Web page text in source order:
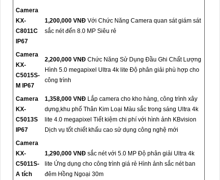
Camera
KX-
C8011C
IP67
1,200,000 VNĐ Với Chức Năng Camera quan sát giám sát
sắc nét đến 8.0 MP Siêu rẻ
Camera
KX-
C5015S-
M IP67
2,200,000 VNĐ Chức Năng Sử Dụng Đầu Ghi Chất Lượng
Hình 5.0 megapixel Ultra 4k lite Độ phân giải phù hợp cho
công trình
Camera
KX-
C5013S
IP67
1,358,000 VNĐ Lắp camera cho kho hàng, công trình xây
dựng,khu phố Thân Kim Loại Màu sắc trong sáng Ultra 4k
lite 4.0 megapixel Tiết kiệm chi phí với hình ảnh KBvision
Dịch vụ tốt chiết khấu cao sử dụng công nghệ mới
Camera
KX-
C5011S-
A tích
1,290,000 VNĐ sắc nét với 5.0 MP Độ phân giải Ultra 4k
lite Ứng dụng cho công trình giá rẻ Hình ảnh sắc nét ban
đêm Hồng Ngoại 30m